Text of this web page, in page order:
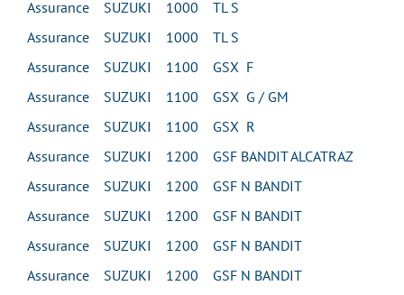
Assurance SUZUKI 1000 TL S
Assurance SUZUKI 1000 TL S
Assurance SUZUKI 1100 GSX F
Assurance SUZUKI 1100 GSX G / GM
Assurance SUZUKI 1100 GSX R
Assurance SUZUKI 1200 GSF BANDIT ALCATRAZ
Assurance SUZUKI 1200 GSF N BANDIT
Assurance SUZUKI 1200 GSF N BANDIT
Assurance SUZUKI 1200 GSF N BANDIT
Assurance SUZUKI 1200 GSF N BANDIT